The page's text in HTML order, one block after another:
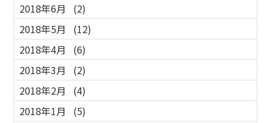
2018年6月
(2)
2018年5月
(12)
2018年4月
(6)
2018年3月
(2)
2018年2月
(4)
2018年1月
(5)